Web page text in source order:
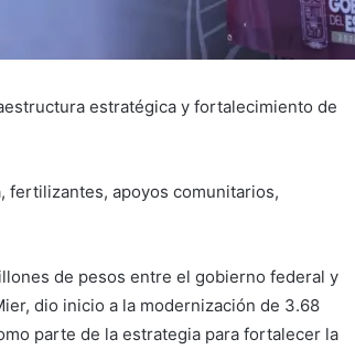
estratégica y fortalecimiento de
fertilizantes, apoyos comunitarios,
de pesos entre el gobierno federal y
dio inicio a la modernización de 3.68
parte de la estrategia para fortalecer la